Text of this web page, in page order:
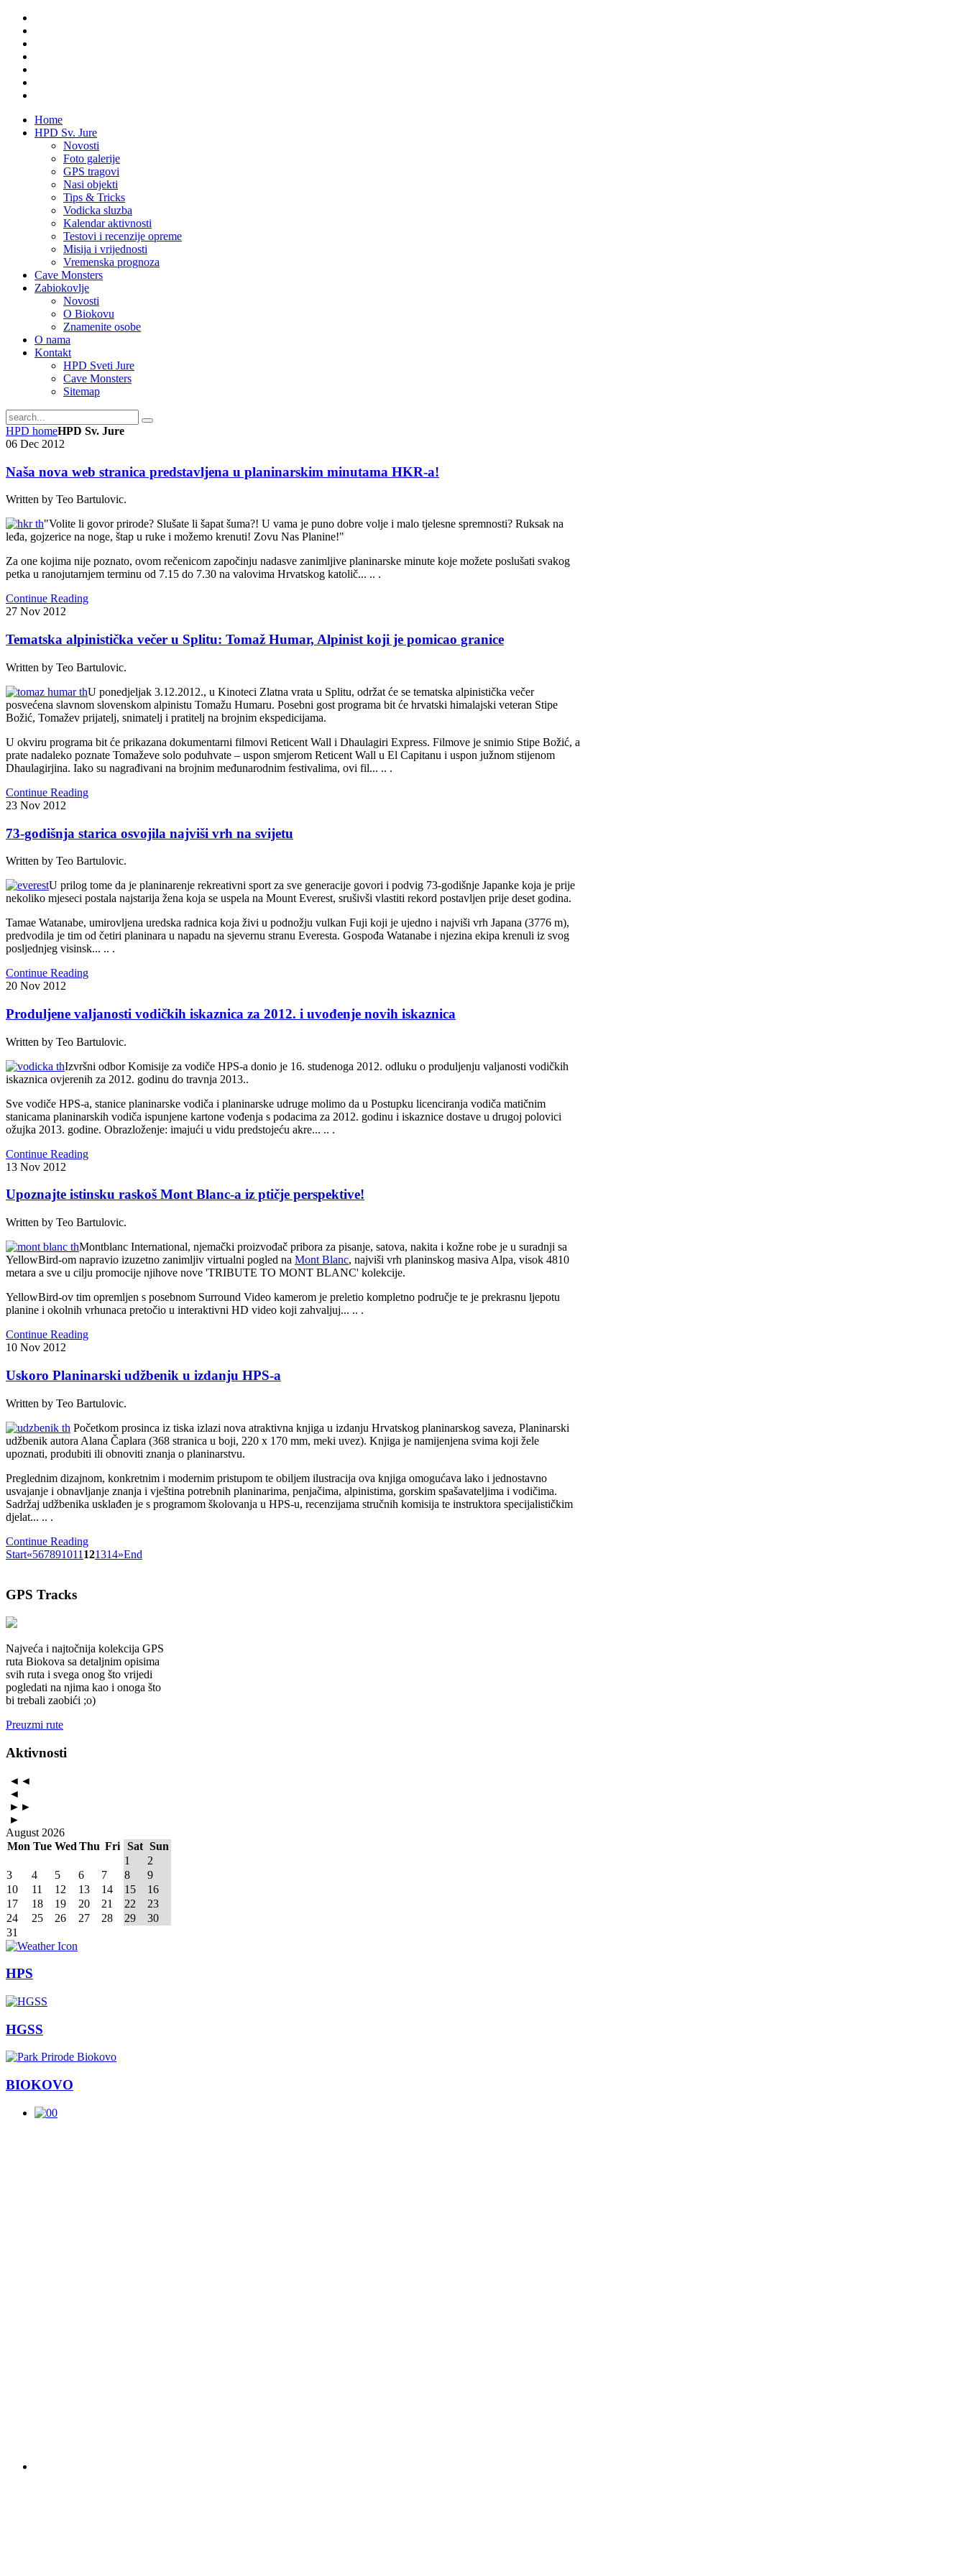
Home
HPD Sv. Jure
Novosti
Foto galerije
GPS tragovi
Nasi objekti
Tips & Tricks
Vodicka sluzba
Kalendar aktivnosti
Testovi i recenzije opreme
Misija i vrijednosti
Vremenska prognoza
Cave Monsters
Zabiokovlje
Novosti
O Biokovu
Znamenite osobe
O nama
Kontakt
HPD Sveti Jure
Cave Monsters
Sitemap
HPD homeHPD Sv. Jure
06 Dec 2012
Naša nova web stranica predstavljena u planinarskim minutama HKR-a!
Written by Teo Bartulovic.
"Volite li govor prirode? Slušate li šapat šuma?! U vama je puno dobre volje i malo tjelesne spremnosti? Ruksak na
leđa, gojzerice na noge, štap u ruke i možemo krenuti! Zovu Nas Planine!"
Za one kojima nije poznato, ovom rečenicom započinju nadasve zanimljive planinarske minute koje možete poslušati svakog
petka u ranojutarnjem terminu od 7.15 do 7.30 na valovima Hrvatskog katolič... .. .
Continue Reading
27 Nov 2012
Tematska alpinistička večer u Splitu: Tomaž Humar, Alpinist koji je pomicao granice
Written by Teo Bartulovic.
U ponedjeljak 3.12.2012., u Kinoteci Zlatna vrata u Splitu, održat će se tematska alpinistička večer
posvećena slavnom slovenskom alpinistu Tomažu Humaru. Posebni gost programa bit će hrvatski himalajski veteran Stipe
Božić, Tomažev prijatelj, snimatelj i pratitelj na brojnim ekspedicijama.
U okviru programa bit će prikazana dokumentarni filmovi Reticent Wall i Dhaulagiri Express. Filmove je snimio Stipe Božić, a
prate nadaleko poznate Tomaževe solo poduhvate – uspon smjerom Reticent Wall u El Capitanu i uspon južnom stijenom
Dhaulagirjina. Iako su nagrađivani na brojnim međunarodnim festivalima, ovi fil... .. .
Continue Reading
23 Nov 2012
73-godišnja starica osvojila najviši vrh na svijetu
Written by Teo Bartulovic.
U prilog tome da je planinarenje rekreativni sport za sve generacije govori i podvig 73-godišnje Japanke koja je prije
nekoliko mjeseci postala najstarija žena koja se uspela na Mount Everest, srušivši vlastiti rekord postavljen prije deset godina.
Tamae Watanabe, umirovljena uredska radnica koja živi u podnožju vulkan Fuji koji je ujedno i najviši vrh Japana (3776 m),
predvodila je tim od četiri planinara u napadu na sjevernu stranu Everesta. Gospođa Watanabe i njezina ekipa krenuli iz svog
posljednjeg visinsk... .. .
Continue Reading
20 Nov 2012
Produljene valjanosti vodičkih iskaznica za 2012. i uvođenje novih iskaznica
Written by Teo Bartulovic.
Izvršni odbor Komisije za vodiče HPS-a donio je 16. studenoga 2012. odluku o produljenju valjanosti vodičkih
iskaznica ovjerenih za 2012. godinu do travnja 2013..
Sve vodiče HPS-a, stanice planinarske vodiča i planinarske udruge molimo da u Postupku licenciranja vodiča matičnim
stanicama planinarskih vodiča ispunjene kartone vođenja s podacima za 2012. godinu i iskaznice dostave u drugoj polovici
ožujka 2013. godine. Obrazloženje: imajući u vidu predstojeću akre... .. .
Continue Reading
13 Nov 2012
Upoznajte istinsku raskoš Mont Blanc-a iz ptičje perspektive!
Written by Teo Bartulovic.
Montblanc International, njemački proizvođač pribora za pisanje, satova, nakita i kožne robe je u suradnji sa
YellowBird-om napravio izuzetno zanimljiv virtualni pogled na Mont Blanc, najviši vrh planinskog masiva Alpa, visok 4810
metara a sve u cilju promocije njihove nove 'TRIBUTE TO MONT BLANC' kolekcije.
YellowBird-ov tim opremljen s posebnom Surround Video kamerom je preletio kompletno područje te je prekrasnu ljepotu
planine i okolnih vrhunaca pretočio u interaktivni HD video koji zahvaljuj... .. .
Continue Reading
10 Nov 2012
Uskoro Planinarski udžbenik u izdanju HPS-a
Written by Teo Bartulovic.
Početkom prosinca iz tiska izlazi nova atraktivna knjiga u izdanju Hrvatskog planinarskog saveza, Planinarski
udžbenik autora Alana Čaplara (368 stranica u boji, 220 x 170 mm, meki uvez). Knjiga je namijenjena svima koji žele
upoznati, produbiti ili obnoviti znanja o planinarstvu.
Preglednim dizajnom, konkretnim i modernim pristupom te obiljem ilustracija ova knjiga omogućava lako i jednostavno
usvajanje i obnavljanje znanja i vještina potrebnih planinarima, penjačima, alpinistima, gorskim spašavateljima i vodičima.
Sadržaj udžbenika usklađen je s programom školovanja u HPS-u, recenzijama stručnih komisija te instruktora specijalističkim
djelat... .. .
Continue Reading
Start«567891011 121314»End
GPS Tracks
Najveća i najtočnija kolekcija GPS
ruta Biokova sa detaljnim opisima
svih ruta i svega onog što vrijedi
pogledati na njima kao i onoga što
bi trebali zaobići ;o)
Preuzmi rute
Aktivnosti
◄◄
◄
►►
►
August 2026
Mon Tue Wed Thu Fri Sat Sun
1
2
3
4 5 6 7 8
9
10
11 12 13 14 15
16
17
18 19 20 21 22
23
24
25 26 27 28 29
30
31
HPS
HGSS
BIOKOVO